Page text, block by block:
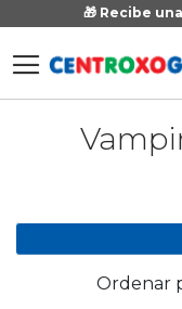
🎁 Recibe
Ir
Ordenar